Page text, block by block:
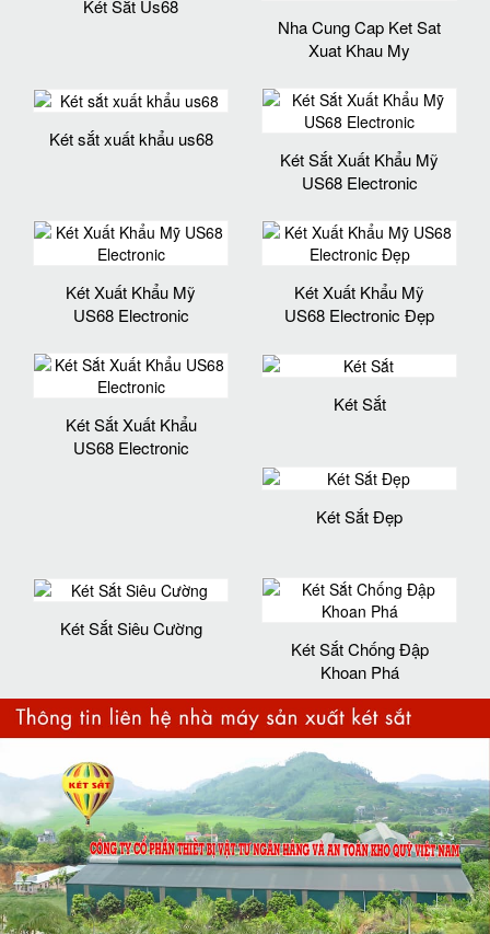
Két Sắt Us68
Nha Cung Cap Ket Sat
Xuat Khau My
Két sắt xuất khẩu us68
Két Sắt Xuất Khẩu Mỹ
US68 Electronic
Két Xuất Khẩu Mỹ
US68 Electronic
Két Xuất Khẩu Mỹ
US68 Electronic Đẹp
Két Sắt Xuất Khẩu
US68 Electronic
Két Sắt
Két Sắt Đẹp
Két Sắt Siêu Cường
Két Sắt Chống Đập
Khoan Phá